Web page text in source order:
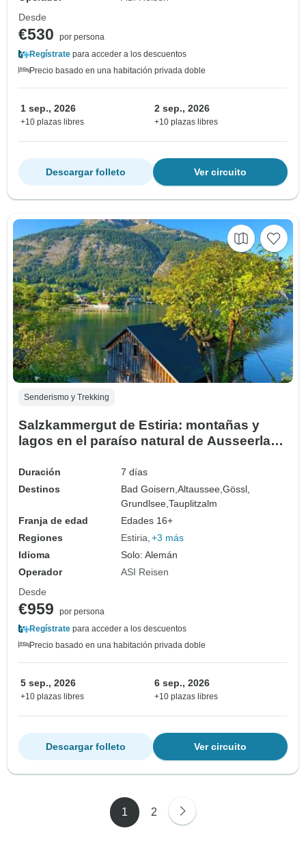
Desde
€530
por persona
Regístrate para acceder a los descuentos
Precio basado en una habitación privada doble
1 sep., 2026
+10 plazas libres
2 sep., 2026
+10 plazas libres
Ver circuito
Descargar folleto
Senderismo y Trekking
Salzkammergut de Estiria: montañas y
lagos en el paraíso natural de Ausseerland
Duración
7 días
Destinos
Bad Goisern,Altaussee,Gössl,
Grundlsee,Tauplitzalm
Franja de edad
Edades 16+
Regiones
Estiria +3 más
Idioma
Solo: Alemán
Operador
ASI Reisen
Desde
€959
por persona
Regístrate para acceder a los descuentos
Precio basado en una habitación privada doble
5 sep., 2026
+10 plazas libres
6 sep., 2026
+10 plazas libres
Ver circuito
Descargar folleto
1 2